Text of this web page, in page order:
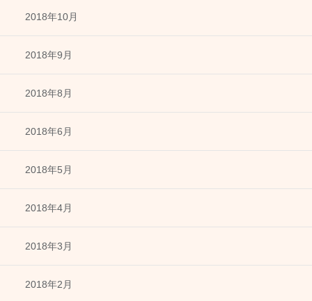
2018年10月
2018年9月
2018年8月
2018年6月
2018年5月
2018年4月
2018年3月
2018年2月